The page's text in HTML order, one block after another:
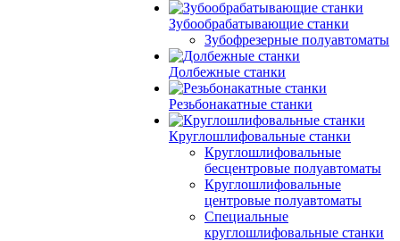
Зубообрабатывающие станки
Зубофрезерные полуавтоматы
Долбежные станки
Резьбонакатные станки
Круглошлифовальные станки
Круглошлифовальные
бесцентровые полуавтоматы
Круглошлифовальные
центровые полуавтоматы
Специальные
круглошлифовальные станки